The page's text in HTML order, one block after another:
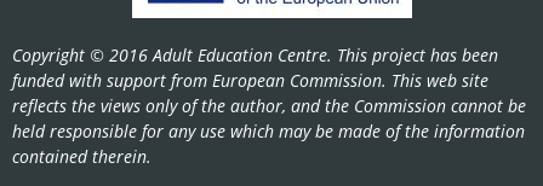
Copyright © 2016 Adult Education Centre. This project has been
funded with support from European Commission. This web site
reflects the views only of the author, and the Commission cannot be
held responsible for any use which may be made of the information
contained therein.